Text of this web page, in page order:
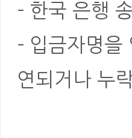
- 한국 은행
- 입금자명을
연되거나 누